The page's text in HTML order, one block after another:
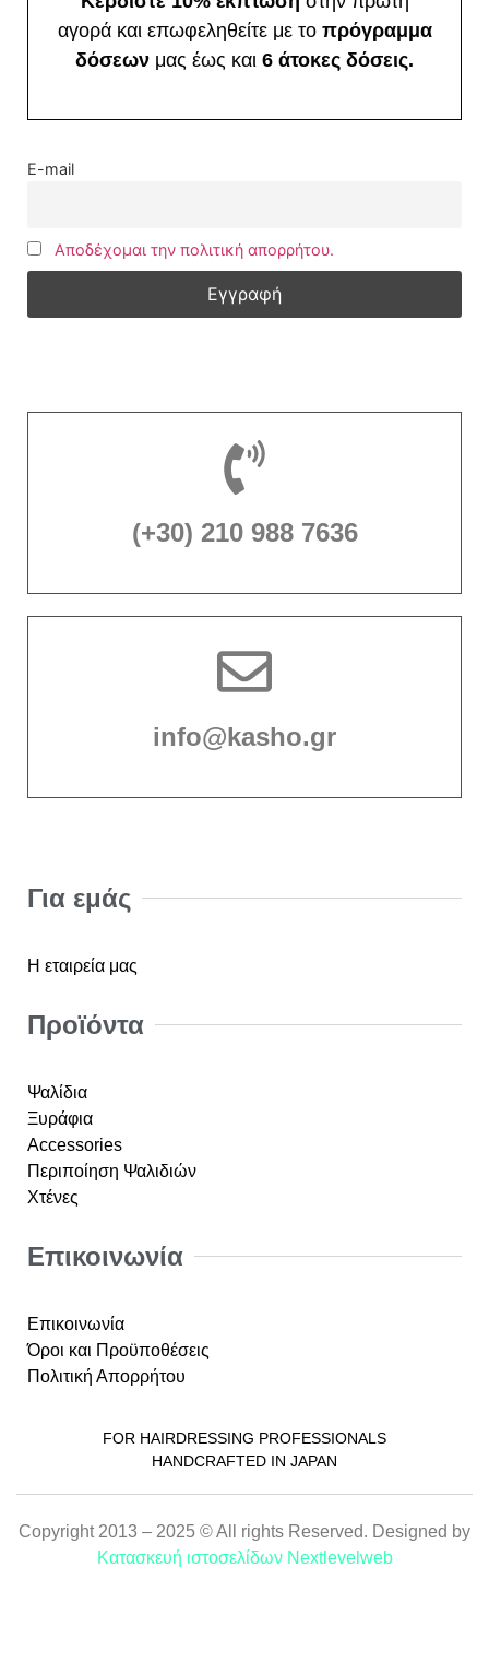
αγορά και επωφεληθείτε με το πρόγραμμα
δόσεων μας έως και 6 άτοκες δόσεις.
E-mail
Αποδέχομαι την πολιτική απορρήτου.
(+30) 210 988 7636
info@kasho.gr
Για εμάς
Η εταιρεία μας
Προϊόντα
Ψαλίδια
Ξυράφια
Accessories
Περιποίηση Ψαλιδιών
Χτένες
Επικοινωνία
Επικοινωνία
Όροι και Προϋποθέσεις
Πολιτική Απορρήτου
FOR HAIRDRESSING PROFESSIONALS
HANDCRAFTED IN JAPAN
Copyright 2013 – 2025 © All rights Reserved. Designed by
Κατασκευή ιστοσελίδων Nextlevelweb